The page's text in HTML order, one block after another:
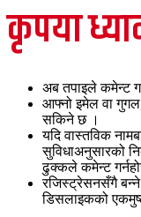
कृपया
अब तपाइले कमेन्ट
आफ्नो इमेल वा
सकिने छ ।
यदि वास्तविक
सुविधाअनुसारको
ढुक्कले कमेन्ट
रजिस्ट्रेसनसँगै बन्ने
डिसलाइकको